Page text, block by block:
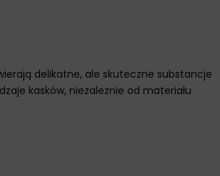
delikatne, ale skuteczne substancje
kasków, niezależnie od materiału